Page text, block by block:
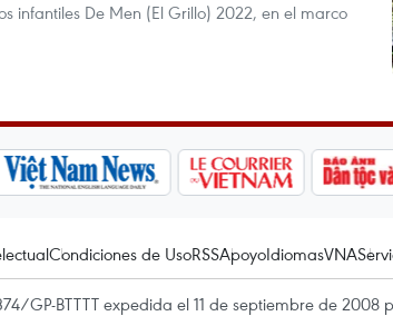
infantiles De Men (El Grillo) 2022, en el marco
Condiciones de UsoRSSApoyoIdiomasVNA
GP-BTTTT expedida el 11 de septiembre de